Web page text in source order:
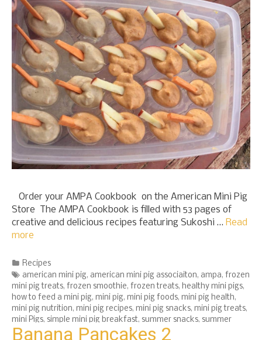
Order your AMPA Cookbook on the American Mini Pig
Store The AMPA Cookbook is filled with 53 pages of
creative and delicious recipes featuring Sukoshi … Read
more
Categories
Recipes
Tags
american mini pig, american mini pig associaiton, ampa, frozen
mini pig treats, frozen smoothie, frozen treats, healthy mini pigs,
how to feed a mini pig, mini pig, mini pig foods, mini pig health,
mini pig nutrition, mini pig recipes, mini pig snacks, mini pig treats,
mini Pigs, simple mini pig breakfast, summer snacks, summer
treats
Banana Pancakes 2